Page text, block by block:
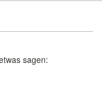
sagen: